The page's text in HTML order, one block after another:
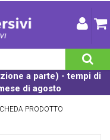
a parte) - tempi di
di agosto
PRODOTTO